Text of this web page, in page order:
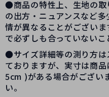
●商品の特性上、生地の取
の出方・ニュアンスなど
情が異なることがござい
で必ずしも合っていないこ
●サイズ詳細等の測り方は
ておりますが、実寸は商
5cm )がある場合がござい
い。